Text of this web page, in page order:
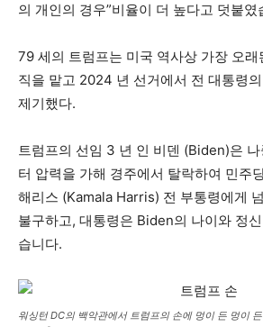
의 개인의 경우”비율이 더 높다고 덧붙였
79 세의 트럼프는 미국 역사상 가장 오래
직을 맡고 2024 년 선거에서 전 대통령
제기했다.
트럼프의 선임 3 년 인 비덴 (Biden)은
터 압력을 가해 경주에서 탈락하여 민주
해리스 (Kamala Harris) 전 부통령에게
불구하고, 대통령은 Biden의 나이와 정
습니다.
워싱턴 DC의 백악관에서 트럼프의 손에 멍이 든 멍이